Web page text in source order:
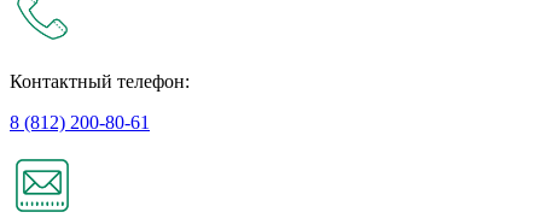
Контактный телефон:
8 (812) 200-80-61